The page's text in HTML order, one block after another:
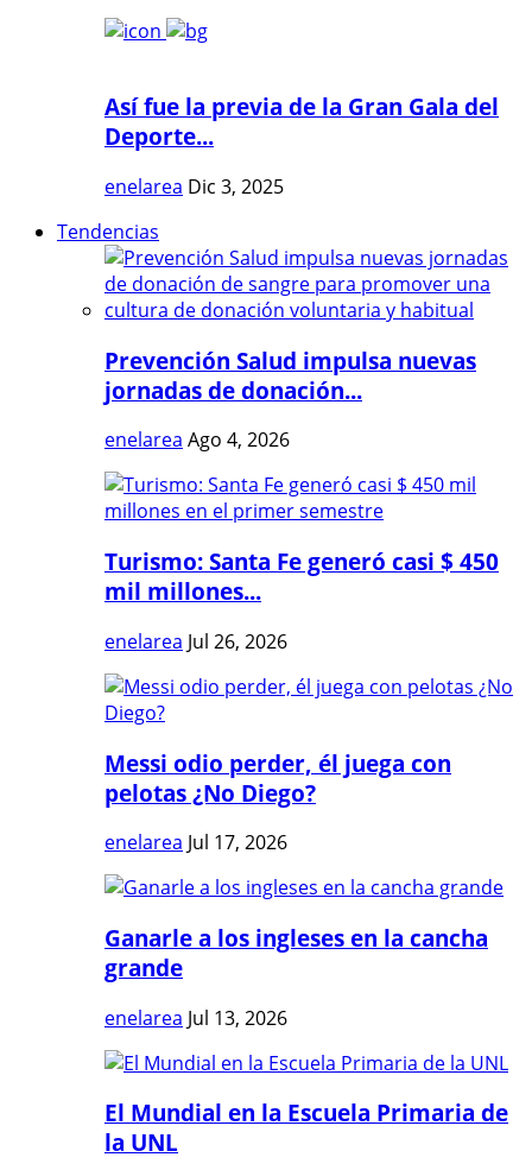
Así fue la previa de la Gran Gala del
Deporte...
enelarea Dic 3, 2025
Tendencias
Prevención Salud impulsa nuevas
jornadas de donación...
enelarea Ago 4, 2026
Turismo: Santa Fe generó casi $ 450
mil millones...
enelarea Jul 26, 2026
Messi odio perder, él juega con
pelotas ¿No Diego?
enelarea Jul 17, 2026
Ganarle a los ingleses en la cancha
grande
enelarea Jul 13, 2026
El Mundial en la Escuela Primaria de
la UNL